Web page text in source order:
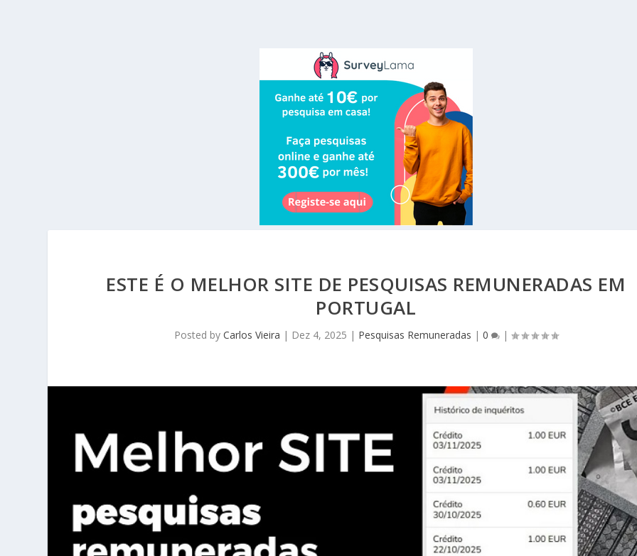
ESTE É O MELHOR SITE DE PESQUISAS REMUNERADAS EM
PORTUGAL
Posted by Carlos Vieira | Dez 4, 2025 | Pesquisas Remuneradas | 0 |